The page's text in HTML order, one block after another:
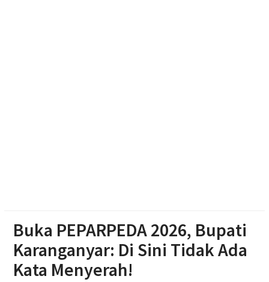
Buka PEPARPEDA 2026, Bupati
Karanganyar: Di Sini Tidak Ada
Kata Menyerah!